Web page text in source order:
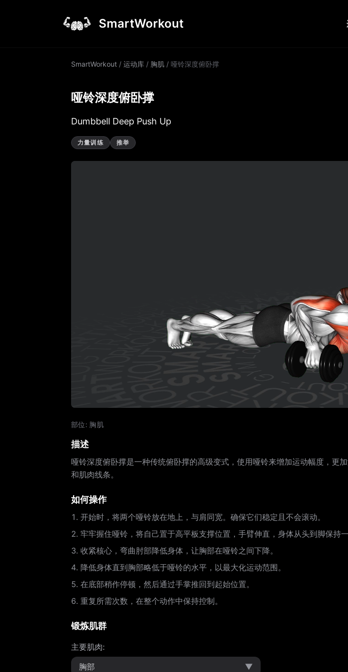
SmartWorkout
SmartWorkout / 运动库 / 胸肌 / 哑铃深度俯卧撑
哑铃深度俯卧撑
Dumbbell Deep Push Up
力量训练 推举
部位: 胸肌
描述
哑铃深度俯卧撑是一种传统俯卧撑的高级变式，使用哑铃来增加运动幅度，更
和肌肉线条。
如何操作
开始时，将两个哑铃放在地上，与肩同宽。确保它们稳定且不会滚动。
牢牢握住哑铃，将自己置于高平板支撑位置，手臂伸直，身体从头到脚保持一
收紧核心，弯曲肘部降低身体，让胸部在哑铃之间下降。
降低身体直到胸部略低于哑铃的水平，以最大化运动范围。
在底部稍作停顿，然后通过手掌推回到起始位置。
重复所需次数，在整个动作中保持控制。
锻炼肌群
主要肌肉:
胸部
▼